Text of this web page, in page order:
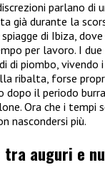
parlano di
già durante la
di Ibiza, dove
per lavoro. I due
di piombo, vivendo
ribalta, forse
dopo il periodo
Ora che i tempi
nascondersi più.
auguri e